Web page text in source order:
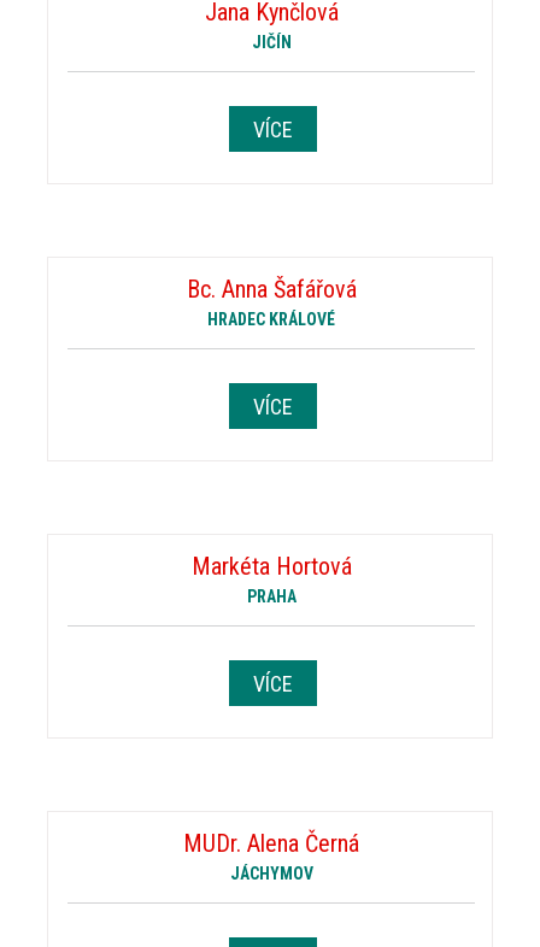
Jana Kynčlová
JIČÍN
VÍCE
Bc. Anna Šafářová
HRADEC KRÁLOVÉ
VÍCE
Markéta Hortová
PRAHA
VÍCE
MUDr. Alena Černá
JÁCHYMOV